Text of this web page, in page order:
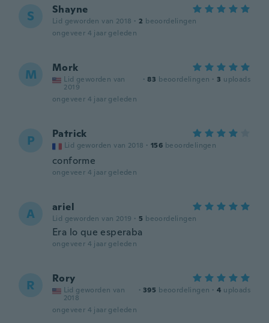
S Shayne
Lid geworden van 2018 · 2 beoordelingen
ongeveer 4 jaar geleden
M Mork
Lid geworden van
2019
· 83 beoordelingen · 3 uploads
ongeveer 4 jaar geleden
P Patrick
Lid geworden van 2018 · 156 beoordelingen
conforme
ongeveer 4 jaar geleden
A ariel
Lid geworden van 2019 · 5 beoordelingen
Era lo que esperaba
ongeveer 4 jaar geleden
R Rory
Lid geworden van
2018
· 395 beoordelingen · 4 uploads
ongeveer 4 jaar geleden